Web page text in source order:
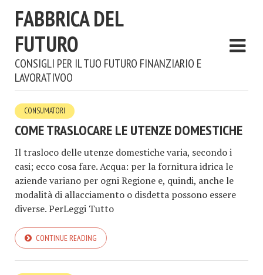
FABBRICA DEL
FUTURO
CONSIGLI PER IL TUO FUTURO FINANZIARIO E
LAVORATIVOO
CONSUMATORI
COME TRASLOCARE LE UTENZE DOMESTICHE
Il trasloco delle utenze domestiche varia, secondo i
casi; ecco cosa fare. Acqua: per la fornitura idrica le
aziende variano per ogni Regione e, quindi, anche le
modalità di allacciamento o disdetta possono essere
diverse. PerLeggi Tutto
CONTINUE READING